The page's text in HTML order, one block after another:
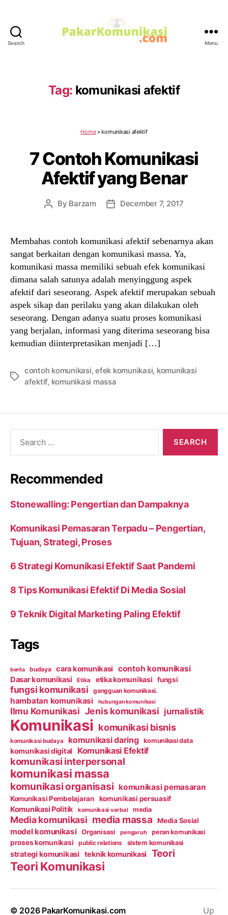
Search Menu
Tag: komunikasi afektif
Home»komunikasi afektif
7 Contoh Komunikasi
Afektif yang Benar
Post
By Barzam
PostDecember 7, 2017
Membahas contoh komunikasi afektif sebenarnya akan
sangat berkaitan dengan komunikasi massa. Ya,
komunikasi massa memiliki sebuah efek komunikasi
dimana salah satunya adalah menyinggung aspek
afektif dari seseorang. Aspek afektif merupakan sebuah
aspek sikap dan perilaku yang akan dilakukan oleh
seseorang. Dengan adanya suatu proses komunikasi
yang berjalan, informasi yang diterima seseorang bisa
kemudian diinterpretasikan menjadi […]
Tags
contoh komunikasi,efek komunikasi, komunikasi
afektif, komunikasi massa
Recommended
Stonewalling: Pengertian dan Dampaknya
Komunikasi Pemasaran Terpadu – Pengertian,
Tujuan, Strategi, Proses
6 Strategi Komunikasi Efektif Saat Pandemi
8 Tips Komunikasi Efektif Di Media Sosial
9 Teknik Digital Marketing Paling Efektif
Tags
berita budaya cara komunikasi contoh komunikasi
Dasar komunikasi Etika etika komunikasi fungsi
fungsi komunikasi gangguan komunikasi.
hambatan komunikasi hubungan komunikasi
Ilmu Komunikasi Jenis komunikasi jurnalistik
Komunikasi komunikasi bisnis
komunikasi budaya komunikasi daring komunikasi data
komunikasi digital Komunikasi Efektif
komunikasi interpersonal
komunikasi massa
komunikasi organisasi komunikasi pemasaran
Komunikasi Pembelajaran komunikasi persuasif
Komunikasi Politik komunikasi verbal media
Media komunikasi media massa Media Sosial
model komunikasi Organisasi pengaruh peran komunikasi
proses komunikasi public relations sistem komunikasi
strategi komunikasi teknik komunikasi Teori
Teori Komunikasi
© 2026 PakarKomunikasi.com Up